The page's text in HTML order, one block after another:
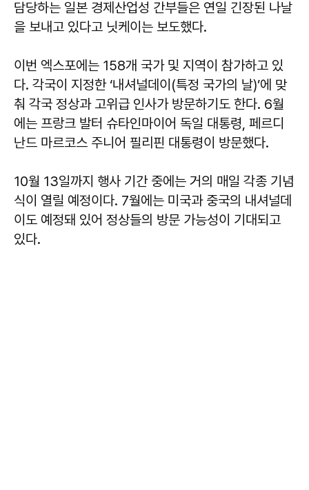
담당하는 일본 경제산업성 간부들은 연일 긴장된 나날
을 보내고 있다고 닛케이는 보도했다.
이번 엑스포에는 158개 국가 및 지역이 참가하고 있
다. 각국이 지정한 ‘내셔널데이(특정 국가의 날)’에 맞
춰 각국 정상과 고위급 인사가 방문하기도 한다. 6월
에는 프랑크 발터 슈타인마이어 독일 대통령, 페르디
난드 마르코스 주니어 필리핀 대통령이 방문했다.
10월 13일까지 행사 기간 중에는 거의 매일 각종 기념
식이 열릴 예정이다. 7월에는 미국과 중국의 내셔널데
이도 예정돼 있어 정상들의 방문 가능성이 기대되고
있다.